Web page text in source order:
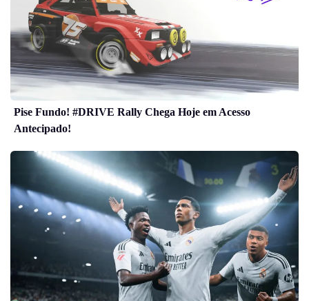
Pise Fundo! #DRIVE Rally Chega Hoje em Acesso
Antecipado!